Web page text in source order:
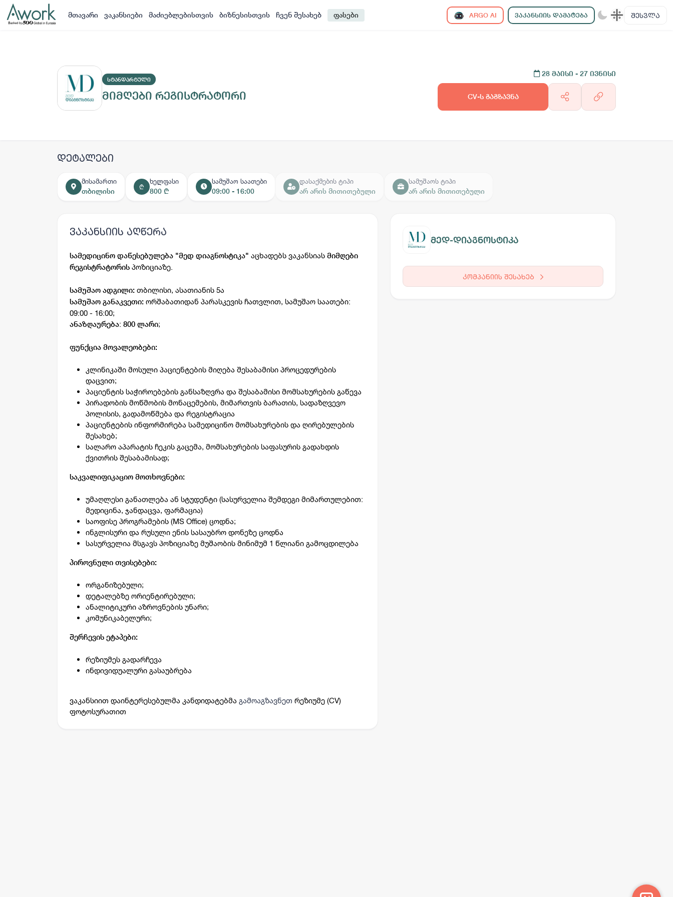
მთავარი ვაკანსიები მაძიებლებისთვის ბიზნესისთვის ჩვენ შესახებ ფასები ARGO AI ᲕᲐᲙᲐᲜᲡᲘᲘᲡ ᲓᲐᲛᲐᲢᲔᲑᲐ ᲨᲔᲡᲕᲚᲐ
ᲡᲢᲐᲜᲓᲐᲠᲢᲣᲚᲘ
მიმღები რეგისტრატორი
28 მაისი - 27 ივნისი
CV-ს გაგზავნა
დეტალები
მისამართი
თბილისი
₾
ხელფასი
800 ₾
დასაქმების ტიპი
არ არის მითითებული
სამუშაოს ტიპი
არ არის მითითებული
სამუშაო საათები
09:00 - 16:00
ვაკანსიის აღწერა
სამედიცინო დაწესებულება "მედ დიაგნოსტიკა" აცხადებს ვაკანსიას მიმღები
რეგისტრატორის პოზიციაზე.
სამუშაო ადგილი: თბილისი, ასათიანის 5ა
სამუშაო განაკვეთი: ორშაბათიდან პარასკევის ჩათვლით, სამუშაო საათები:
09:00 - 16:00;
ანაზღაურება: 800 ლარი;
ფუნქცია მოვალეობები:
კლინიკაში მოსული პაციენტების მიღება შესაბამისი პროცედურების
დაცვით;
პაციენტის საჭიროებების განსაზღვრა და შესაბამისი მომსახურების გაწევა
პირადობის მოწმობის მონაცემების, მიმართვის ბარათის, სადაზღვევო
პოლისის, გადამოწმება და რეგისტრაცია
პაციენტების ინფორმირება სამედიცინო მომსახურების და ღირებულების
შესახებ;
სალარო აპარატის ჩეკის გაცემა, მომსახურების საფასურის გადახდის
ქვითრის შესაბამისად;
საკვალიფიკაციო მოთხოვნები:
უმაღლესი განათლება ან სტუდენტი (სასურველია შემდეგი მიმართულებით:
მედიცინა, ჯანდაცვა, ფარმაცია)
საოფისე პროგრამების (MS Office) ცოდნა;
ინგლისური და რუსული ენის სასაუბრო დონეზე ცოდნა
სასურველია მსგავს პოზიციაზე მუშაობის მინიმუმ 1 წლიანი გამოცდილება
პიროვნული თვისებები:
ორგანიზებული;
დეტალებზე ორიენტირებული;
ანალიტიკური აზროვნების უნარი;
კომუნიკაბელური;
შერჩევის ეტაპები:
რეზიუმეს გადარჩევა
ინდივიდუალური გასაუბრება
ვაკანსიით დაინტერესებულმა კანდიდატებმა გამოაგზავნეთ რეზიუმე (CV)
ფოტოსურათით
მედ-დიაგნოსტიკა
კომპანიის შესახებ